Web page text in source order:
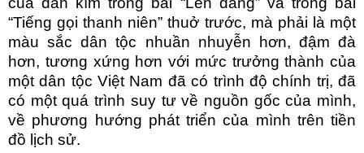
“Tiếng gọi thanh niên” thuở trước, mà phải là một
màu sắc dân tộc nhuần nhuyễn hơn, đậm đà
hơn, tương xứng hơn với mức trưởng thành của
một dân tộc Việt Nam đã có trình độ chính trị, đã
có một quá trình suy tư về nguồn gốc của mình,
về phương hướng phát triển của mình trên tiền
đồ lịch sử.